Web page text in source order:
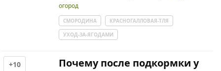
огород
СМОРОДИНА
КРАСНОГАЛЛОВАЯ-ТЛЯ
УХОД-ЗА-ЯГОДАМИ
+10
Почему после подкормки у